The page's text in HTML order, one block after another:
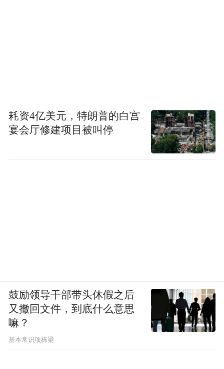
耗资4亿美元，特朗普的白宫
宴会厅修建项目被叫停
鼓励领导干部带头休假之后
又撤回文件，到底什么意思
嘛？
基本常识项栋梁